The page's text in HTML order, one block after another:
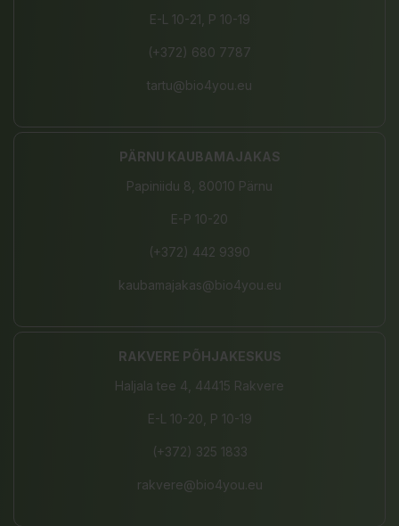
E-L 10-21, P 10-19
(+372) 680 7787
tartu@bio4you.eu
PÄRNU KAUBAMAJAKAS
Papiniidu 8, 80010 Pärnu
E-P 10-20
(+372) 442 9390
kaubamajakas@bio4you.eu
RAKVERE PÕHJAKESKUS
Haljala tee 4, 44415 Rakvere
E-L 10-20, P 10-19
(+372) 325 1833
rakvere@bio4you.eu